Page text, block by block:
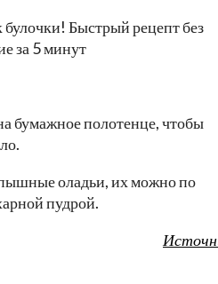
бумажное полотенце, чтобы
оладьи, их можно по
пудрой.